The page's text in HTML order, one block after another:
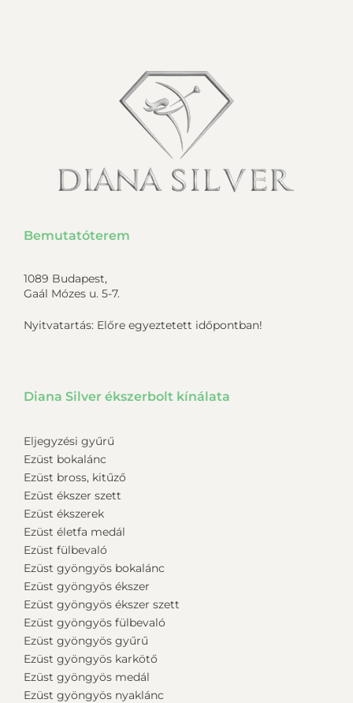
Bemutatóterem
1089 Budapest,
Gaál Mózes u. 5-7.
Nyitvatartás: Előre egyeztetett időpontban!
Diana Silver ékszerbolt kínálata
Eljegyzési gyűrű
Ezüst bokalánc
Ezüst bross, kitűző
Ezüst ékszer szett
Ezüst ékszerek
Ezüst életfa medál
Ezüst fülbevaló
Ezüst gyöngyös bokalánc
Ezüst gyöngyös ékszer
Ezüst gyöngyös ékszer szett
Ezüst gyöngyös fülbevaló
Ezüst gyöngyös gyűrű
Ezüst gyöngyös karkötő
Ezüst gyöngyös medál
Ezüst gyöngyös nyaklánc